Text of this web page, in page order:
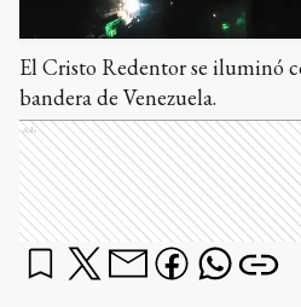
El Cristo Redentor se iluminó
bandera de Venezuela.
Ads